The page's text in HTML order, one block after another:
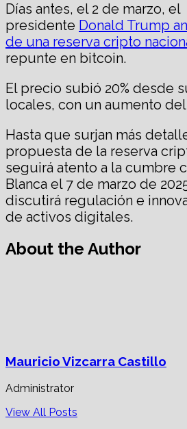
Días antes, el 2 de marzo, el
presidente Donald Trump
de una reserva cripto
repunte en bitcoin.
El precio subió 20% desde
locales, con un aumento del
Hasta que surjan más
propuesta de la reserva
seguirá atento a la cumbre
Blanca el 7 de marzo de
discutirá regulación e
de activos digitales.
About the Author
Mauricio Vizcarra Castillo
Administrator
View All Posts